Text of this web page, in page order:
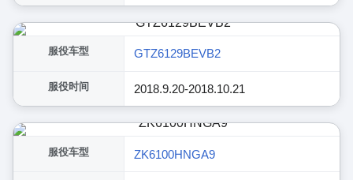
服役车型 GTZ6129BEVB2
服役时间 2018.9.20-2018.10.21
服役车型 ZK6100HNGA9